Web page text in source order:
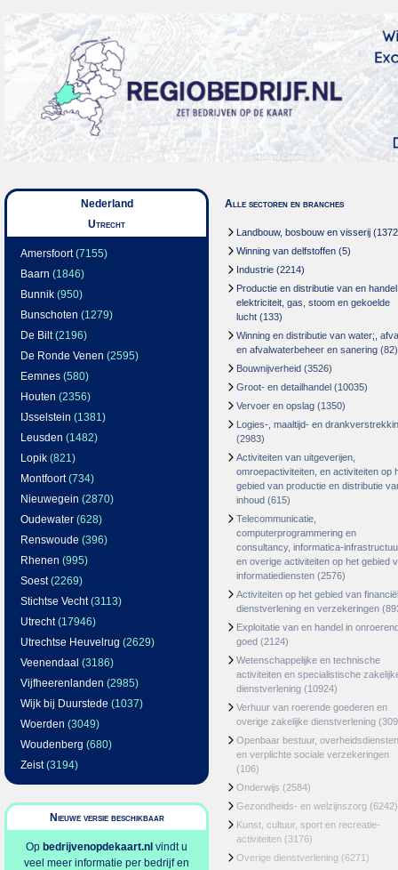
Nederland
Utrecht
Amersfoort(7155)
Baarn (1846)
Bunnik (950)
Bunschoten (1279)
De Bilt(2196)
De Ronde Venen (2595)
Eemnes (580)
Houten (2356)
IJsselstein (1381)
Leusden (1482)
Lopik (821)
Montfoort(734)
Nieuwegein (2870)
Oudewater (628)
Renswoude (396)
Rhenen (995)
Soest(2269)
Stichtse Vecht(3113)
Utrecht(17946)
Utrechtse Heuvelrug (2629)
Veenendaal (3186)
Vijfheerenlanden (2985)
Wijk bij Duurstede (1037)
Woerden (3049)
Woudenberg (680)
Zeist(3194)
Nieuwe versie beschikbaar
Op bedrijvenopdekaart.nl vindt u
veel meer informatie per bedrijf en
Alle sectoren en branches
Landbouw, bosbouw en visserij
Winning van delfstoffen (5)
Industrie (2214)
Productie en distributie van en
elektriciteit, gas, stoom en gekoelde
lucht (133)
Winning en distributie van water;,
en afvalwaterbeheer en sanering (82)
Bouwnijverheid (3526)
Groot- en detailhandel (10035)
Vervoer en opslag (1350)
Logies-, maaltijd- en
(2983)
Activiteiten van uitgeverijen,
omroepactiviteiten, en activiteiten op
gebied van productie en distributie
inhoud (615)
Telecommunicatie,
computerprogrammering en
consultancy, informatica-
en overige activiteiten op het gebied
informatiediensten (2576)
Activiteiten op het gebied van
dienstverlening en verzekeringen
Exploitatie van en handel in
goed (2124)
Wetenschappelijke en technische
activiteiten en specialistische
dienstverlening (10924)
Verhuur van roerende goederen en
overige zakelijke dienstverlening
Openbaar bestuur, overheidsdiensten
en verplichte sociale verzekeringen
(106)
Onderwijs (2584)
Gezondheids- en welzijnszorg (6242)
Kunst, cultuur, sport en recreatie-
activiteiten (3176)
Overige dienstverlening (6271)